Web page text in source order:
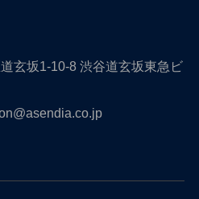
玄坂1-10-8 渋谷道玄坂東急ビ